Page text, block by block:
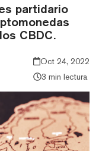
partidario
CBDC.
Oct 24, 2022
3 min lectura